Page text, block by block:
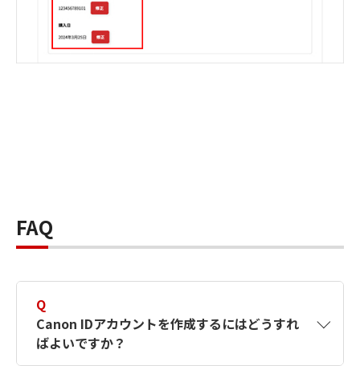
FAQ
Q
Canon IDアカウントを作成するにはどうすれ
ばよいですか？